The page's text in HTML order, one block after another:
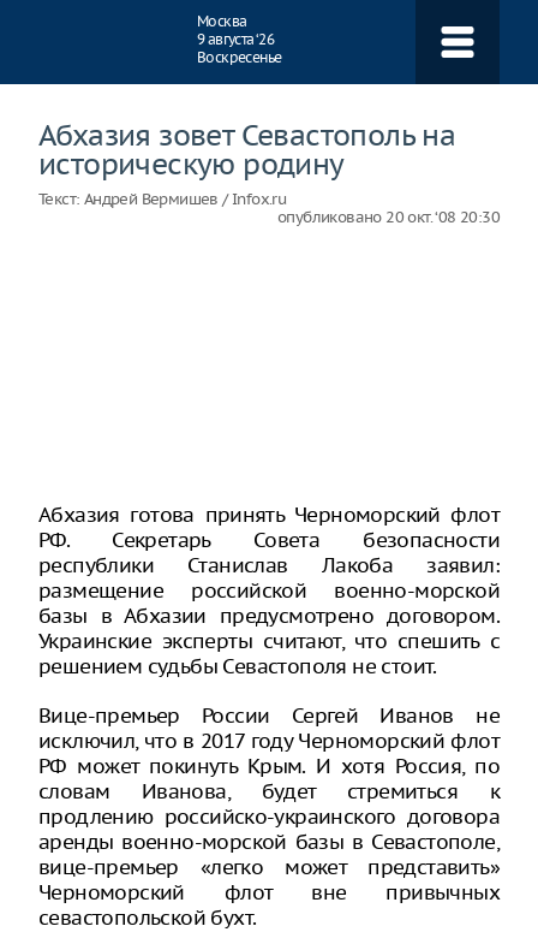
Москва
9 августа ‘26
Воскресенье
Абхазия зовет Севастополь на
историческую родину
Текст: Андрей Вермишев / Infox.ru
опубликовано 20 окт. ‘08 20:30
Абхазия готова принять Черноморский флот
РФ. Секретарь Совета безопасности
республики Станислав Лакоба заявил:
размещение российской военно-морской
базы в Абхазии предусмотрено договором.
Украинские эксперты считают, что спешить с
решением судьбы Севастополя не стоит.
Вице-премьер России Сергей Иванов не
исключил, что в 2017 году Черноморский флот
РФ может покинуть Крым. И хотя Россия, по
словам Иванова, будет стремиться к
продлению российско-украинского договора
аренды военно-морской базы в Севастополе,
вице-премьер «легко может представить»
Черноморский флот вне привычных
севастопольской бухт.